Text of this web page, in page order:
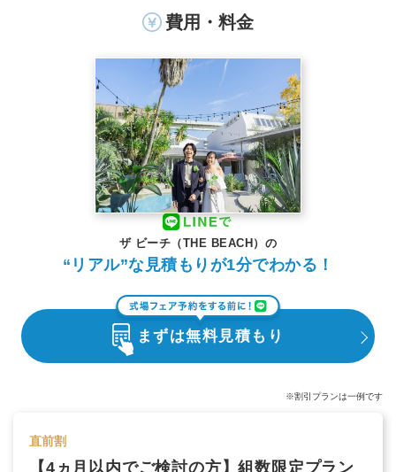
費用・料金
ザ ビーチ（THE BEACH）の
“リアル”な見積もりが1分でわかる！
まずは無料見積もり
※割引プランは一例です
直前割
【4ヵ月以内でご検討の方】組数限定プラン